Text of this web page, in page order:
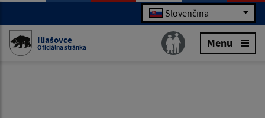
Slovenčina
Iliašovce
Oficiálna stránka Menu